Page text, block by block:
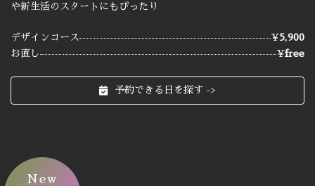
や新生活のスタートにもぴったり
デザインコース ¥5,900
お直し
¥free
予約できる日を探す ->
New